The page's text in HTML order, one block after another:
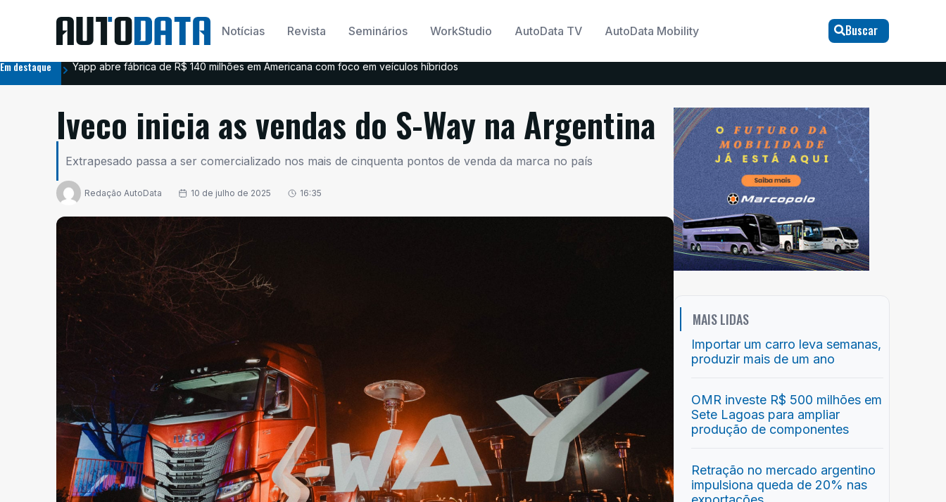
Notícias Revista Seminários WorkStudio AutoData TV AutoData Mobility Buscar
Em destaque Yapp abre fábrica de R$ 140 milhões em Americana com foco em veículos híbridos
Iveco inicia as vendas do S-Way na Argentina
Extrapesado passa a ser comercializado nos mais de cinquenta pontos de venda da marca no país
Redação AutoData 10 de julho de 2025 16:35
MAIS LIDAS
Importar um carro leva semanas,
produzir mais de um ano
OMR investe R$ 500 milhões em
Sete Lagoas para ampliar
produção de componentes
Retração no mercado argentino
impulsiona queda de 20% nas